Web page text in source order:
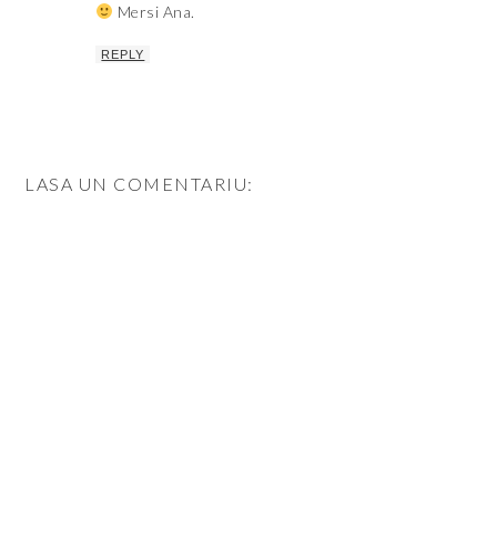
Mersi Ana.
REPLY
LASA UN COMENTARIU: